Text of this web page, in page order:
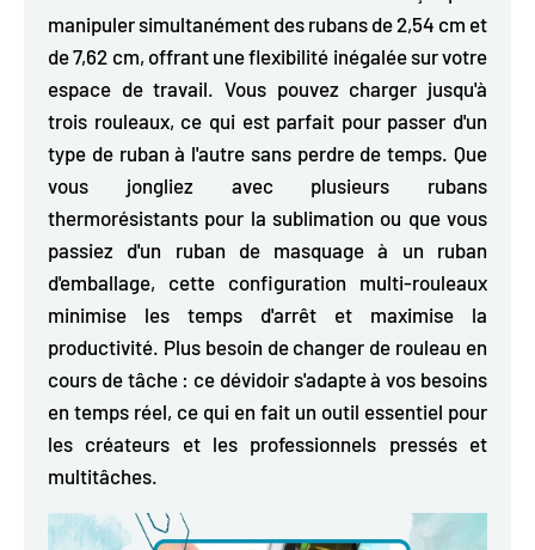
manipuler simultanément des rubans de 2,54 cm et
de 7,62 cm, offrant une flexibilité inégalée sur votre
espace de travail. Vous pouvez charger jusqu'à
trois rouleaux, ce qui est parfait pour passer d'un
type de ruban à l'autre sans perdre de temps. Que
vous jongliez avec plusieurs rubans
thermorésistants pour la sublimation ou que vous
passiez d'un ruban de masquage à un ruban
d'emballage, cette configuration multi-rouleaux
minimise les temps d'arrêt et maximise la
productivité. Plus besoin de changer de rouleau en
cours de tâche : ce dévidoir s'adapte à vos besoins
en temps réel, ce qui en fait un outil essentiel pour
les créateurs et les professionnels pressés et
multitâches.